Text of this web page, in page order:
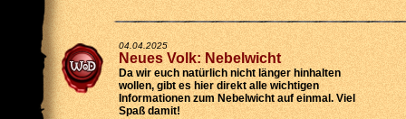
04.04.2025
Neues Volk: Nebelwicht
Da wir euch natürlich nicht länger hinhalten
wollen, gibt es hier direkt alle wichtigen
Informationen zum Nebelwicht auf einmal. Viel
Spaß damit!